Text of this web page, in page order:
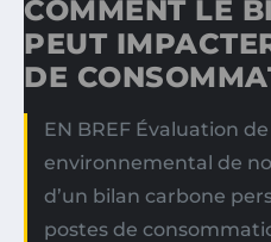
COMMENT LE
PEUT
DE
EN BREF Évaluation
environnemental de
d’un bilan carbone
postes de